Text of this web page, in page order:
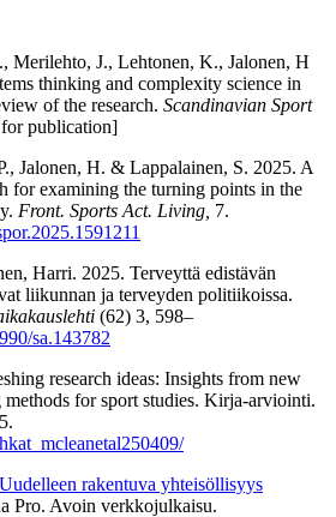
Merilehto, J., Lehtonen, K., Jalonen, H
thinking and complexity science in
of the research. Scandinavian Sport
for publication]
Jalonen, H. & Lappalainen, S. 2025. A
for examining the turning points in the
Front. Sports Act. Living, 7.
Harri. 2025. Terveyttä edistävän
liikunnan ja terveyden politiikoissa.
(62) 3, 598–
sa.143782
research ideas: Insights from new
for sport studies. Kirja-arviointi.
Uudelleen rakentuva yhteisöllisyys
Pro. Avoin verkkojulkaisu.